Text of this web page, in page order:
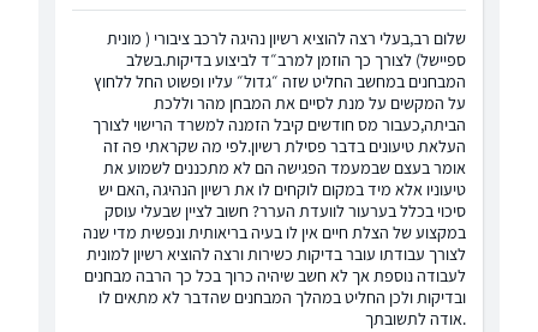
שלום רב,בעלי רצה להוציא רשיון נהיגה לרכב ציבורי ( מונית
ספיישל) לצורך כך הוזמן למרב״ד לביצוע בדיקות.בשלב
המבחנים במחשב החליט שזה ״גדול״ עליו ופשוט החל ללחוץ
על המקשים על מנת לסיים את המבחן מהר וללכת
הביתה,כעבור מס חודשים קיבל הזמנה למשרד הרישוי לצורך
העלאת טיעונים בדבר פסילת רשיון.לפי מה שקראתי פה זה
אומר בעצם שבמעמד הפגישה הם לא מתכננים לשמוע את
טיעוניו אלא מיד במקום לוקחים לו את רשיון הנהיגה ,האם יש
סיכוי בכלל בערעור לוועדת הערר? חשוב לציין שבעלי עוסק
במקצוע של הצלת חיים אין לו בעיה בריאותית ונפשית מדי שנה
לצורך עבודתו עובר בדיקות כשירות ורצה להוציא רשיון למונית
לעבודה נוספת אך לא חשב שיהיה כרוך בכל כך הרבה מבחנים
ובדיקות ולכן החליט במהלך המבחנים שהדבר לא מתאים לו
.אודה לתשובתך